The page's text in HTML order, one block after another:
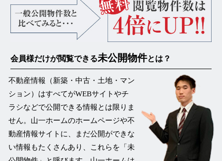
会員様だけが閲覧できる未公開物件とは？
不動産情報（新築・中古・土地・マン
ション）はすべてがWEBサイトやチ
ラシなどで公開できる情報とは限りま
せん。山一ホームのホームページや不
動産情報サイトに、まだ公開ができな
い情報もたくさんあり、これらを 「未